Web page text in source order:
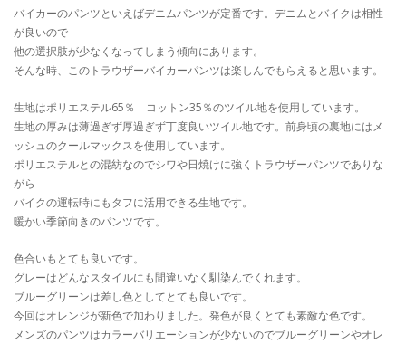
バイカーのパンツといえばデニムパンツが定番です。デニムとバイクは相性
が良いので
他の選択肢が少なくなってしまう傾向にあります。
そんな時、このトラウザーバイカーパンツは楽しんでもらえると思います。
生地はポリエステル65％ コットン35％のツイル地を使用しています。
生地の厚みは薄過ぎず厚過ぎず丁度良いツイル地です。前身頃の裏地にはメ
ッシュのクールマックスを使用しています。
ポリエステルとの混紡なのでシワや日焼けに強くトラウザーパンツでありな
がら
バイクの運転時にもタフに活用できる生地です。
暖かい季節向きのパンツです。
色合いもとても良いです。
グレーはどんなスタイルにも間違いなく馴染んでくれます。
ブルーグリーンは差し色としてとても良いです。
今回はオレンジが新色で加わりました。発色が良くとても素敵な色です。
メンズのパンツはカラーバリエーションが少ないのでブルーグリーンやオレ